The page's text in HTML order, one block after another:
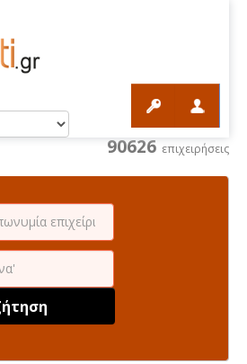
90626 επιχειρήσεις